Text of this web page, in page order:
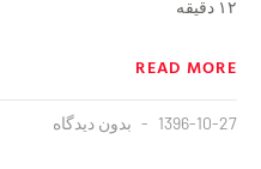
۱۲ دقیقه
READ MORE
1396-10-27 بدون دیدگاه